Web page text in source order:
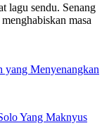
lagu sendu. Senang
masa
yang Menyenangkan
Yang Maknyus